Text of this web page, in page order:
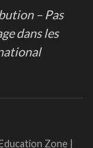
– Pas
dans les
Zone |